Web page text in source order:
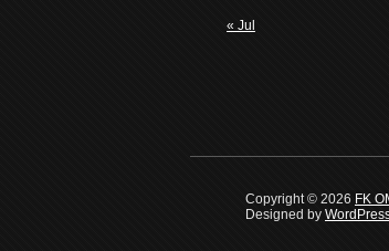
« Jul
Copyright © 2026 FK
Designed by